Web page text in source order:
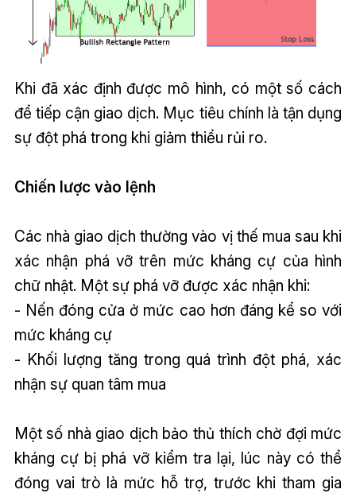
Khi đã xác định được mô hình, có một số cách
để tiếp cận giao dịch. Mục tiêu chính là tận dụng
sự đột phá trong khi giảm thiểu rủi ro.
Chiến lược vào lệnh
Các nhà giao dịch thường vào vị thế mua sau khi
xác nhận phá vỡ trên mức kháng cự của hình
chữ nhật. Một sự phá vỡ được xác nhận khi:
- Nến đóng cửa ở mức cao hơn đáng kể so với
mức kháng cự
- Khối lượng tăng trong quá trình đột phá, xác
nhận sự quan tâm mua
Một số nhà giao dịch bảo thủ thích chờ đợi mức
kháng cự bị phá vỡ kiểm tra lại, lúc này có thể
đóng vai trò là mức hỗ trợ, trước khi tham gia